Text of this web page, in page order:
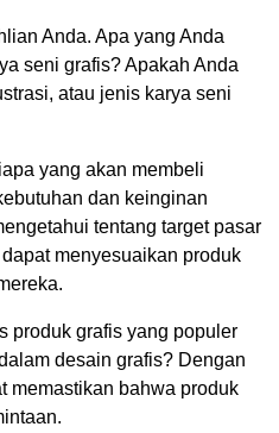
Anda. Apa yang Anda
seni grafis? Apakah Anda
atau jenis karya seni
yang akan membeli
dan keinginan
tentang target pasar
menyesuaikan produk
produk grafis yang populer
desain grafis? Dengan
memastikan bahwa produk